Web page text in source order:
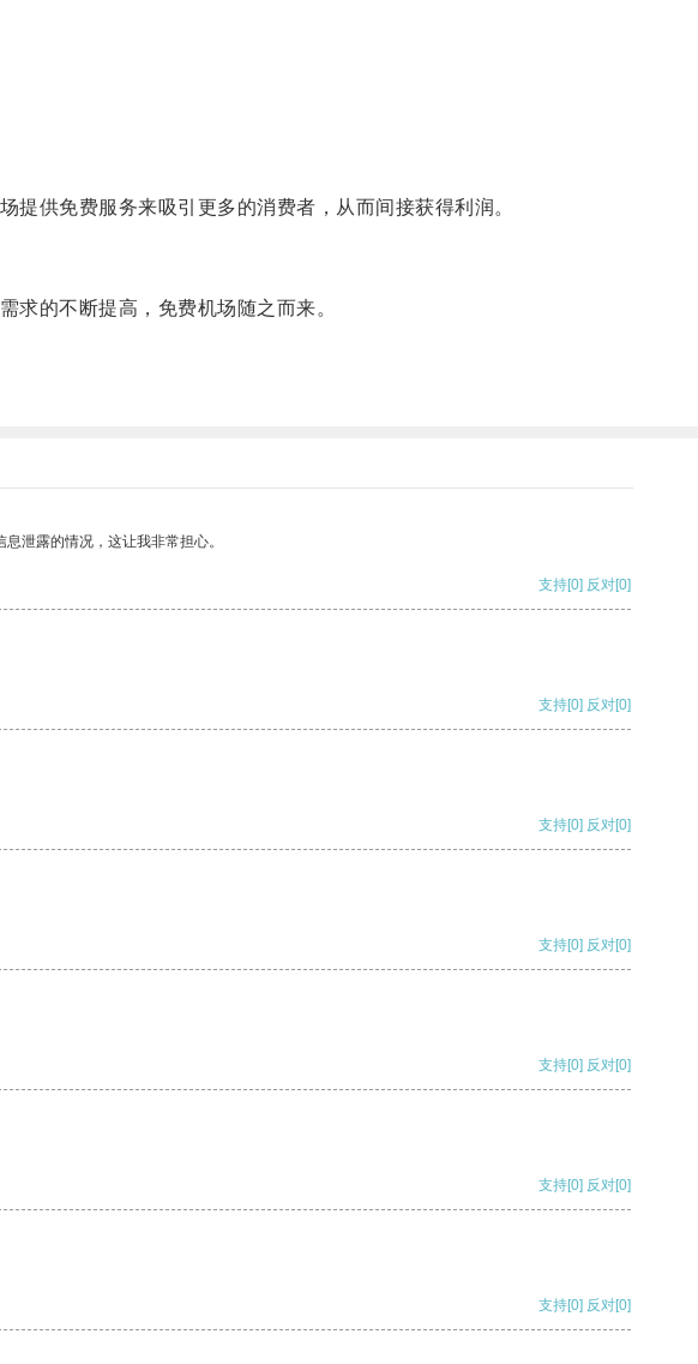
供免费服务来吸引更多的消费者，从而间接获得利润。
的不断提高，免费机场随之而来。
泄露的情况，这让我非常担心。
支持[0] 反对[0]
支持[0] 反对[0]
支持[0] 反对[0]
支持[0] 反对[0]
支持[0] 反对[0]
支持[0] 反对[0]
支持[0] 反对[0]